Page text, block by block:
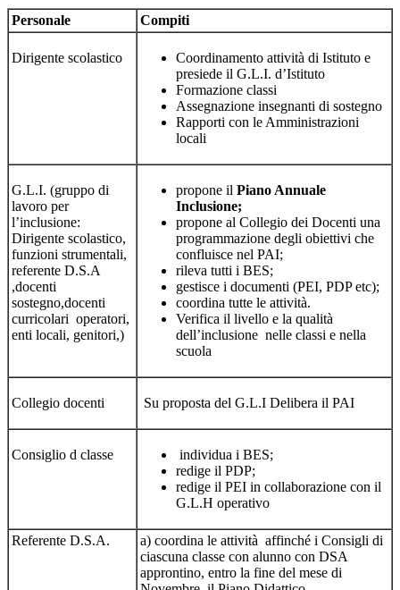
Personale Compiti
Dirigente scolastico
Coordinamento attività di Istituto e
presiede il G.L.I. d’Istituto
Formazione classi
Assegnazione insegnanti di sostegno
Rapporti con le Amministrazioni
locali
G.L.I. (gruppo di
lavoro per
l’inclusione:
Dirigente scolastico,
funzioni strumentali,
referente D.S.A
,docenti
sostegno,docenti
curricolari operatori,
enti locali, genitori,)
propone il Piano Annuale
Inclusione;
propone al Collegio dei Docenti una
programmazione degli obiettivi che
confluisce nel PAI;
rileva tutti i BES;
gestisce i documenti (PEI, PDP etc);
coordina tutte le attività.
Verifica il livello e la qualità
dell’inclusione nelle classi e nella
scuola
Collegio docenti Su proposta del G.L.I Delibera il PAI
Consiglio d classe
individua i BES;
redige il PDP;
redige il PEI in collaborazione con il
G.L.H operativo
Referente D.S.A.
a) coordina le attività affinché i Consigli di
ciascuna classe con alunno con DSA
approntino, entro la fine del mese di